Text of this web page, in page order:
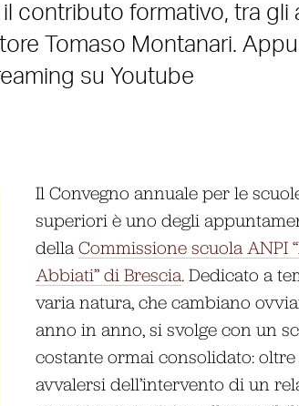
il contributo formativo, tra gli
Tomaso Montanari.
su Youtube
Il Convegno annuale per le
superiori è uno degli
dellaCommissione scuola ANPI
Abbiati” di Brescia . Dedicato a
varia natura, che cambiano
anno in anno, si svolge con un
costante ormai consolidato: oltre
avvalersi dell’intervento di un